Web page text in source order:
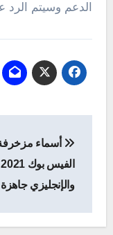
الدعم وسيتم
تصفّح
المقالات
أسماء مزخرفة
والإنجليزي